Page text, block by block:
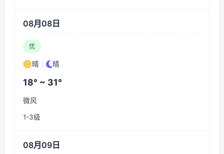
08月08日
优
晴 晴
18° ~ 31°
微风
1-3级
08月09日